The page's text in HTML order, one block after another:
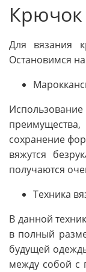
Для вязания
Остановимся
сохранение
вяжутся
получаются
Техника
В данной
в полный
будущей
между собой с